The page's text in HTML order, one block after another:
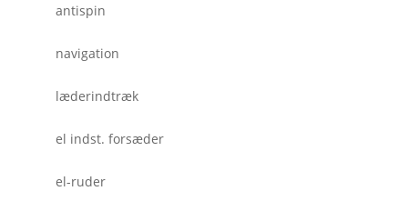
antispin
navigation
læderindtræk
el indst. forsæder
el-ruder